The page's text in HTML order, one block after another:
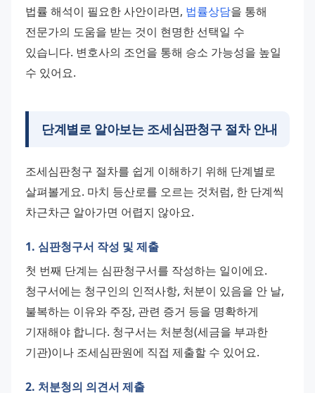
법률 해석이 필요한 사안이라면, 법률상담을 통해
전문가의 도움을 받는 것이 현명한 선택일 수
있습니다. 변호사의 조언을 통해 승소 가능성을 높일
수 있어요.
단계별로 알아보는 조세심판청구절차 안내
조세심판청구 절차를 쉽게 이해하기 위해 단계별로
살펴볼게요. 마치 등산로를 오르는 것처럼, 한 단계씩
차근차근 알아가면 어렵지 않아요.
1. 심판청구서 작성 및 제출
첫 번째 단계는 심판청구서를 작성하는 일이에요.
청구서에는 청구인의 인적사항, 처분이 있음을 안 날,
불복하는 이유와 주장, 관련 증거 등을 명확하게
기재해야 합니다. 청구서는 처분청(세금을 부과한
기관)이나 조세심판원에 직접 제출할 수 있어요.
2. 처분청의 의견서 제출